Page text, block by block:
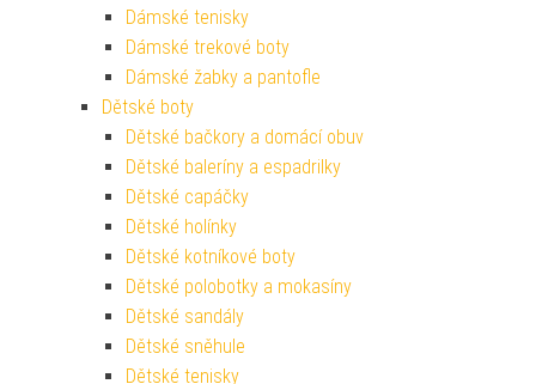
Dámské tenisky
Dámské trekové boty
Dámské žabky a pantofle
Dětské boty
Dětské bačkory a domácí obuv
Dětské baleríny a espadrilky
Dětské capáčky
Dětské holínky
Dětské kotníkové boty
Dětské polobotky a mokasíny
Dětské sandály
Dětské sněhule
Dětské tenisky